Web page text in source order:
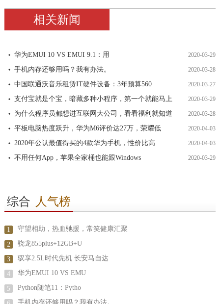
相关新闻
华为EMUI 10 VS EMUI 9.1：用 2020-03-29
手机内存还够用吗？我有办法。 2020-03-28
中国联通沃音乐租赁IT硬件设备：3年预算560 2020-03-27
支付宝就是个宝，暗藏多种小程序，第一个就能马上 2020-03-29
为什么程序员都想进互联网大公司，看看福利就知道 2020-03-28
平板电脑热度跃升，华为M6评价达27万，荣耀低 2020-04-03
2020年公认最值得买的4款华为手机，性价比高 2020-04-03
不用任何App，苹果全家桶也能跟Windows 2020-03-29
综合 人气榜
1 守望相助，热血驰援，常笑健康汇聚
2 骁龙855plus+12GB+U
3 驭享2.5L时代先机 长安马自达
4 华为EMUI 10 VS EMU
5 Python随笔11：Pytho
手机内存还够用吗？我有办法。